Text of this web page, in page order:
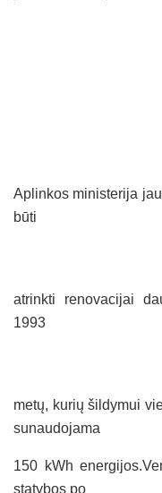
Aplinkos ministerija
būti
atrinkti renovacijai
1993
metų, kurių šildymui
sunaudojama
150 kWh
statybos po